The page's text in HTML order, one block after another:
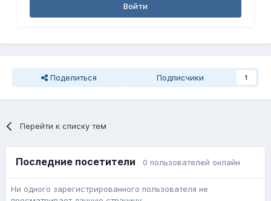
Войти
Поделиться Подписчики 1
Перейти к списку тем
Последние посетители 0 пользователей онлайн
Ни одного зарегистрированного пользователя не